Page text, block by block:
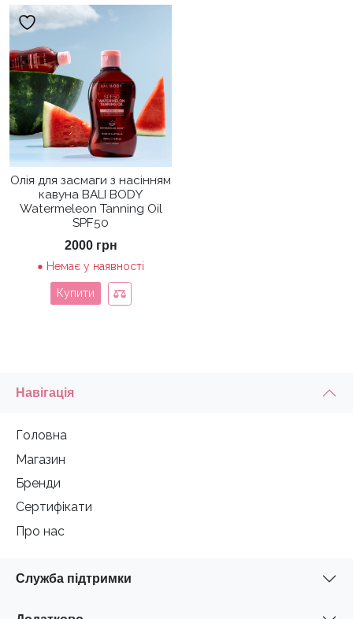
Олія для засмаги з насінням
кавуна BALI BODY
Watermeleon Tanning Oil
SPF50
2000 грн
Немає у наявності
Купити
Навігація
Головна
Магазин
Бренди
Сертифікати
Про нас
Служба підтримки